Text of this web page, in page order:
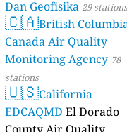
Dan Geofisika 29 stations
🇨🇦British
Canada Air Quality
Monitoring Agency 78
stations
🇺🇸California
EDCAQMD El Dorado